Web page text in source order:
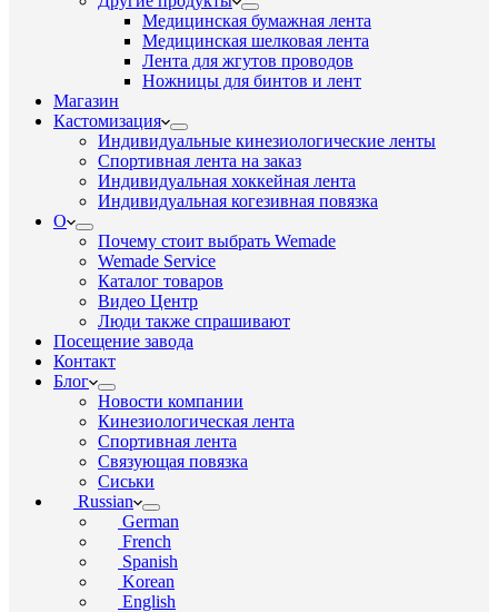
Медицинская бумажная лента
Медицинская шелковая лента
Лента для жгутов проводов
Ножницы для бинтов и лент
Магазин
Кастомизация
Индивидуальные кинезиологические ленты
Спортивная лента на заказ
Индивидуальная хоккейная лента
Индивидуальная когезивная повязка
О
Почему стоит выбрать Wemade
Wemade Service
Каталог товаров
Видео Центр
Люди также спрашивают
Посещение завода
Контакт
Блог
Новости компании
Кинезиологическая лента
Спортивная лента
Связующая повязка
Сиськи
Russian
German
French
Spanish
Korean
English